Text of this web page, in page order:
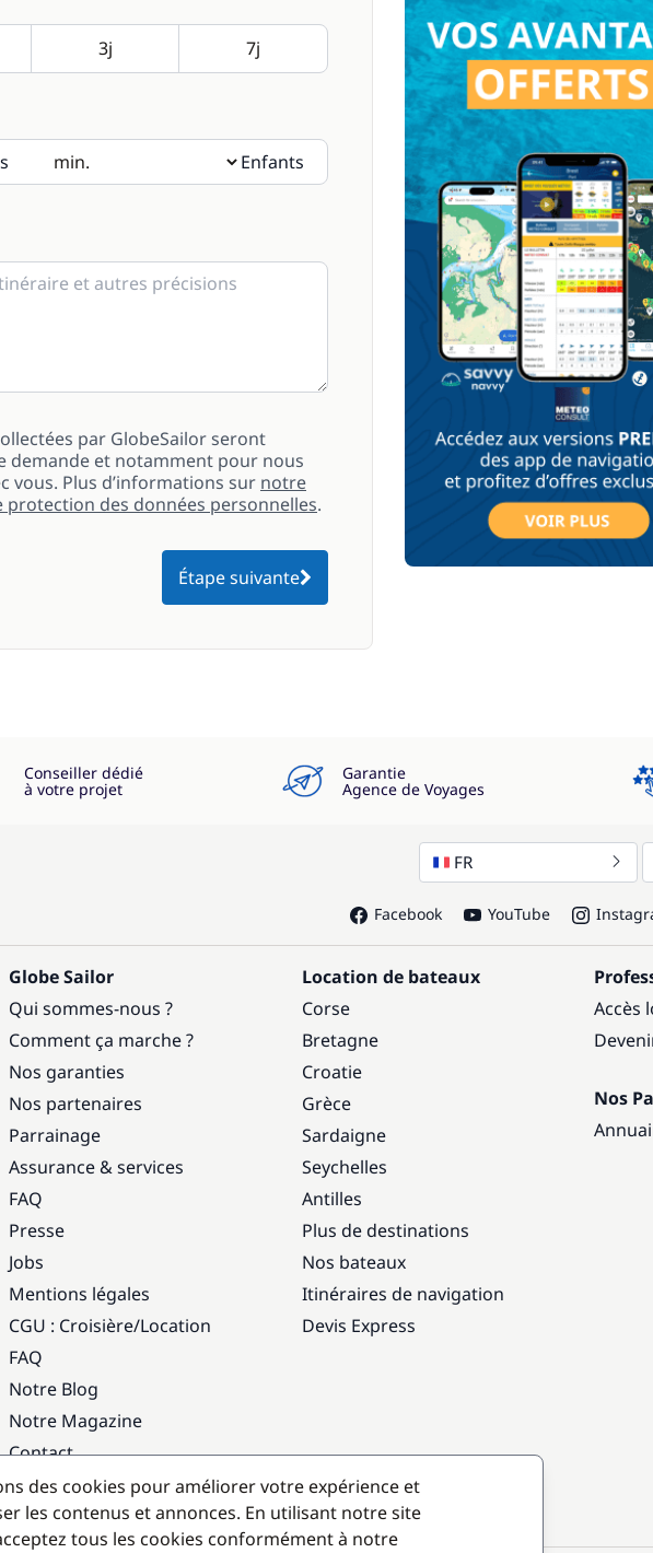
Enfants
par GlobeSailor seront
demande et notamment pour nous
vous. Plus d’informations sur notre
des données personnelles.
Étape suivante
Conseiller dédié
à votre projet
Garantie
Agence de Voyages
FR
Facebook YouTube
Globe Sailor
Qui sommes-nous ?
Comment ça marche ?
Nos garanties
Nos partenaires
Parrainage
Assurance & services
FAQ
Presse
Jobs
Mentions légales
CGU : Croisière/Location
FAQ
Notre Blog
Notre Magazine
Contact
Location de bateaux
Corse
Bretagne
Croatie
Grèce
Sardaigne
Seychelles
Antilles
Plus de destinations
Nos bateaux
Itinéraires de navigation
Devis Express
Accès
Nos
Destinations populaires
des cookies pour améliorer votre expérience et
les contenus et annonces. En utilisant notre site
tous les cookies conformément à notre